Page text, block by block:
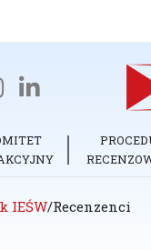
IEŚW/Recenzenci